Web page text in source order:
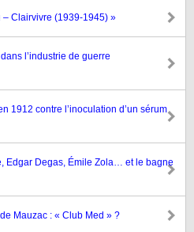
Clairvivre (1939-1945) »
l’industrie de guerre
1912 contre l’inoculation d’un sérum
Edgar Degas, Émile Zola… et le bagne
Mauzac : « Club Med » ?